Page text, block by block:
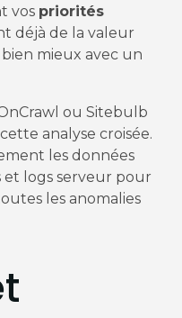
vos priorités
déjà de la valeur
mieux avec un
ou Sitebulb
analyse croisée.
les données
et logs serveur pour
les anomalies